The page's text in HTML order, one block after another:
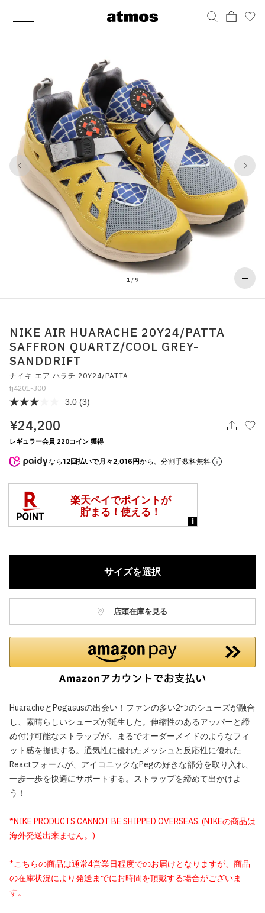
MEN
ウェア
バッグ
アクセサリー
その他
アディダス ピックアップ
シューズ
ブーツ
サンダル
その他
すべてのシューズ
ライフスタイルランニング
ウェア
アウター
パンツ
ソックス
アンダーウェア
水着
すべてのウェア
バッグ
バックパック / リュック
ショルダー / メッセンジャーバッグ
トート / エコバッグ
クラッチ / セカンドバッグ
ウエストバッグ
その他
すべてのバッグ
アクセサリー
ポーチ / ウォレット
帽子
グッズ / アクセサリー
その他
すべてのアクセサリー
その他
シューケア / グッズ
おもちゃ / フィギュア
その他
すべてのその他
WOMENS
ウェア
バッグ
アクセサリー
その他
アディダス ピックアップ
シューズ
ブーツ
サンダル / パンプス
その他
すべてのシューズ
ライフスタイルランニング
ウェア
アウター
パンツ
ワンピース
スカート
ソックス
アンダーウェア
すべてのウェア
バッグ
バックパック / リュック
ショルダー / メッセンジャーバッグ
トート / エコバッグ
クラッチ / セカンドバッグ
ウエストバッグ
その他
すべてのバッグ
アクセサリー
ポーチ / ウォレット
帽子
グッズ / アクセサリー
その他
すべてのアクセサリー
その他
シューケア / グッズ
おもちゃ / フィギュア
その他
すべてのその他
1 /9
1 9
NIKE AIR HUARACHE 20Y24/PATTA
SAFFRON QUARTZ/COOL GREY-
SANDDRIFT
ナイキ エア ハラチ 20Y24/PATTA
fj4201-300
3.0 (3)
¥24,200
レギュラー会員 220コイン 獲得
なら12回払いで月々2,016円から。分割手数料無料
サイズを選択
店頭在庫を見る
HuaracheとPegasusの出会い！ファンの多い2つのシューズが融合
し、素晴らしいシューズが誕生した。伸縮性のあるアッパーと締
め付け可能なストラップが、まるでオーダーメイドのようなフィ
ット感を提供する。通気性に優れたメッシュと反応性に優れた
Reactフォームが、アイコニックなPegの好きな部分を取り入れ、
一歩一歩を快適にサポートする。ストラップを締めて出かけよ
う！
*NIKE PRODUCTS CANNOT BE SHIPPED OVERSEAS. (NIKEの商品は
海外発送出来ません。)
*こちらの商品は通常4営業日程度でのお届けとなりますが、商品
の在庫状況により発送までにお時間を頂戴する場合がございま
す。